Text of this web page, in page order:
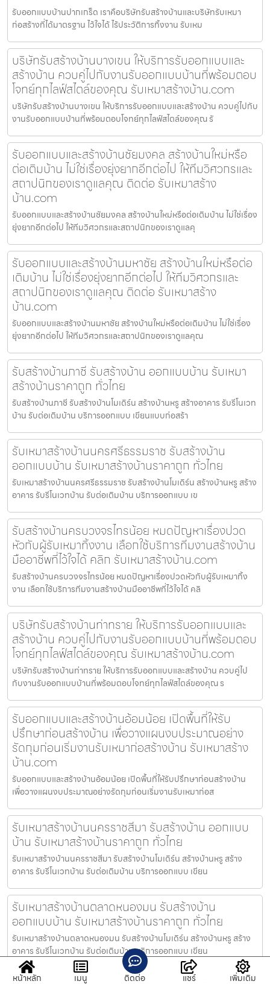
รับออกแบบบ้านปากเกร็ด เราคือบริษัทรับสร้างบ้านและบริษัทรับเหมา
ก่อสร้างที่ได้มาตรฐาน ไว้ใจได้ ไร้ประวัติการทิ้งงาน รับเหม
บริษัทรับสร้างบ้านบางเขน ให้บริการรับออกแบบและ
สร้างบ้าน ควบคู่ไปกับงานรับออกแบบบ้านที่พร้อมตอบ
โจทย์ทุกไลฟ์สไตล์ของคุณ รับเหมาสร้างบ้าน.com
บริษัทรับสร้างบ้านบางเขน ให้บริการรับออกแบบและสร้างบ้าน ควบคู่ไปกับ
งานรับออกแบบบ้านที่พร้อมตอบโจทย์ทุกไลฟ์สไตล์ของคุณ รั
รับออกแบบและสร้างบ้านชัยมงคล สร้างบ้านใหม่หรือ
ต่อเติมบ้าน ไม่ใช่เรื่องยุ่งยากอีกต่อไป ให้ทีมวิศวกรและ
สถาปนิกของเราดูแลคุณ ติดต่อ รับเหมาสร้าง
บ้าน.com
รับออกแบบและสร้างบ้านชัยมงคล สร้างบ้านใหม่หรือต่อเติมบ้าน ไม่ใช่เรื่อง
ยุ่งยากอีกต่อไป ให้ทีมวิศวกรและสถาปนิกของเราดูแลคุ
รับออกแบบและสร้างบ้านมหาชัย สร้างบ้านใหม่หรือต่อ
เติมบ้าน ไม่ใช่เรื่องยุ่งยากอีกต่อไป ให้ทีมวิศวกรและ
สถาปนิกของเราดูแลคุณ ติดต่อ รับเหมาสร้าง
บ้าน.com
รับออกแบบและสร้างบ้านมหาชัย สร้างบ้านใหม่หรือต่อเติมบ้าน ไม่ใช่เรื่อง
ยุ่งยากอีกต่อไป ให้ทีมวิศวกรและสถาปนิกของเราดูแลคุณ
รับสร้างบ้านภาชี รับสร้างบ้าน ออกแบบบ้าน รับเหมา
สร้างบ้านราคาถูก ทั่วไทย
รับสร้างบ้านภาชี รับสร้างบ้านโมเดิร์น สร้างบ้านหรู สร้างอาคาร รับรีโนเวท
บ้าน รับต่อเติมบ้าน บริการออกแบบ เขียนแบบก่อสร้า
รับเหมาสร้างบ้านนครศรีธรรมราช รับสร้างบ้าน
ออกแบบบ้าน รับเหมาสร้างบ้านราคาถูก ทั่วไทย
รับเหมาสร้างบ้านนครศรีธรรมราช รับสร้างบ้านโมเดิร์น สร้างบ้านหรู สร้าง
อาคาร รับรีโนเวทบ้าน รับต่อเติมบ้าน บริการออกแบบ เข
รับสร้างบ้านครบวงจรไทรน้อย หมดปัญหาเรื่องปวด
หัวกับผู้รับเหมาทิ้งงาน เลือกใช้บริการทีมงานสร้างบ้าน
มืออาชีพที่ไว้ใจได้ คลิก รับเหมาสร้างบ้าน.com
รับสร้างบ้านครบวงจรไทรน้อย หมดปัญหาเรื่องปวดหัวกับผู้รับเหมาทิ้ง
งาน เลือกใช้บริการทีมงานสร้างบ้านมืออาชีพที่ไว้ใจได้ คลิ
บริษัทรับสร้างบ้านท่าทราย ให้บริการรับออกแบบและ
สร้างบ้าน ควบคู่ไปกับงานรับออกแบบบ้านที่พร้อมตอบ
โจทย์ทุกไลฟ์สไตล์ของคุณ รับเหมาสร้างบ้าน.com
บริษัทรับสร้างบ้านท่าทราย ให้บริการรับออกแบบและสร้างบ้าน ควบคู่ไป
กับงานรับออกแบบบ้านที่พร้อมตอบโจทย์ทุกไลฟ์สไตล์ของคุณ ร
รับออกแบบและสร้างบ้านอ้อมน้อย เปิดพื้นที่ให้รับ
ปรึกษาก่อนสร้างบ้าน เพื่อวางแผนงบประมาณอย่าง
รัดกุมก่อนเริ่มงานรับเหมาก่อสร้างบ้าน รับเหมาสร้าง
บ้าน.com
รับออกแบบและสร้างบ้านอ้อมน้อย เปิดพื้นที่ให้รับปรึกษาก่อนสร้างบ้าน
เพื่อวางแผนงบประมาณอย่างรัดกุมก่อนเริ่มงานรับเหมาก่อส
รับเหมาสร้างบ้านนครราชสีมา รับสร้างบ้าน ออกแบบ
บ้าน รับเหมาสร้างบ้านราคาถูก ทั่วไทย
รับเหมาสร้างบ้านนครราชสีมา รับสร้างบ้านโมเดิร์น สร้างบ้านหรู สร้าง
อาคาร รับรีโนเวทบ้าน รับต่อเติมบ้าน บริการออกแบบ เขียน
รับเหมาสร้างบ้านตลาดหนองมน รับสร้างบ้าน
ออกแบบบ้าน รับเหมาสร้างบ้านราคาถูก ทั่วไทย
รับเหมาสร้างบ้านตลาดหนองมน รับสร้างบ้านโมเดิร์น สร้างบ้านหรู สร้าง
อาคาร รับรีโนเวทบ้าน รับต่อเติมบ้าน บริการออกแบบ เขียน
หน้าหลัก เมนู ติดต่อ แชร์ เพิ่มเติม